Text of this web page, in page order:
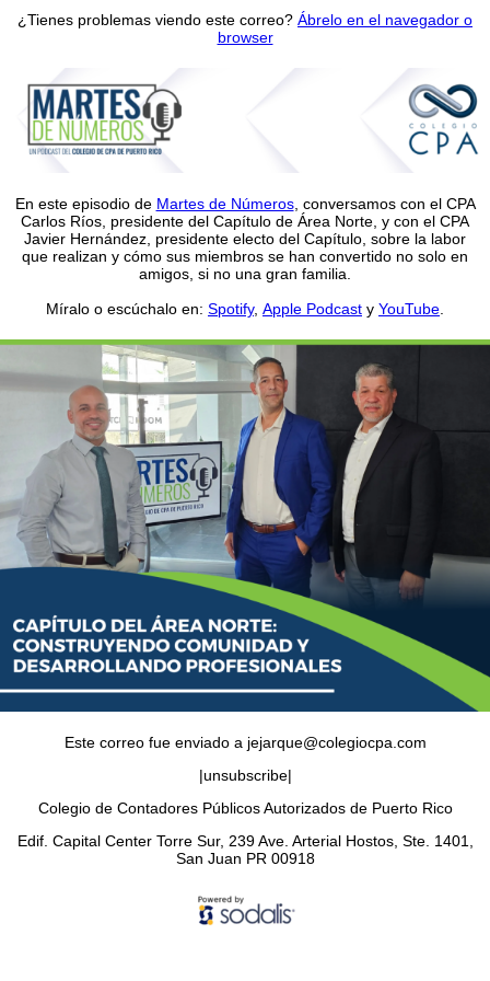
¿Tienes problemas viendo este correo? Ábrelo en el navegador o
browser
En este episodio de Martes de Números, conversamos con el CPA
Carlos Ríos, presidente del Capítulo de Área Norte, y con el CPA
Javier Hernández, presidente electo del Capítulo, sobre la labor
que realizan y cómo sus miembros se han convertido no solo en
amigos, si no una gran familia.
Míralo o escúchalo en: Spotify, Apple Podcast y YouTube
Este correo fue enviado a jejarque@colegiocpa.com
|unsubscribe|
Colegio de Contadores Públicos Autorizados de Puerto Rico
Edif. Capital Center Torre Sur, 239 Ave. Arterial Hostos, Ste. 1401,
San Juan PR 00918